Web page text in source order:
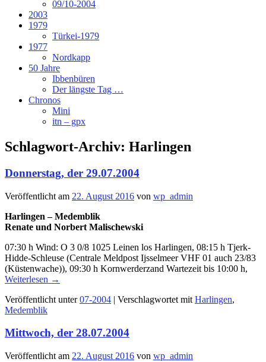
09/10-2004
2003
1979
Türkei-1979
1977
Nordkapp
50 Jahre
Ibbenbüren
Der längste Tag …
Chronos
Mini
itn – gpx
Schlagwort-Archiv: Harlingen
Donnerstag, der 29.07.2004
Veröffentlicht am 22. August 2016 von wp_admin
Harlingen – Medemblik
Renate und Norbert Malischewski
07:30 h Wind: O 3 0/8 1025 Leinen los Harlingen, 08:15 h Tjerk-
Hidde-Schleuse (Centrale Meldpost Ijsselmeer VHF 01 auch 23/83
(Küstenwache)), 09:30 h Kornwerderzand Wartezeit bis 10:00 h,
Weiterlesen →
Veröffentlicht unter 07-2004 | Verschlagwortet mit Harlingen,
Medemblik
Mittwoch, der 28.07.2004
Veröffentlicht am 22. August 2016 von wp_admin